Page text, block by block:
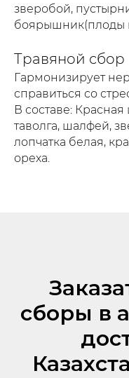
зверобой,
боярышник(плоды
Травяной
Гармонизирует
справиться со
В составе:
таволга, шалфей,
лопчатка белая,
ореха.
сборы в